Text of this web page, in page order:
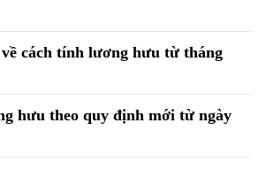
cách tính lương hưu từ tháng
hưu theo quy định mới từ ngày